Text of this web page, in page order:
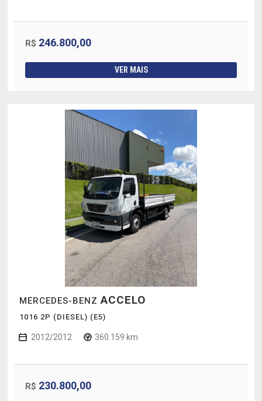
R$ 246.800,00
VER MAIS
MERCEDES-BENZACCELO
1016 2P (DIESEL) (E5)
2012/2012 360.159 km
R$ 230.800,00